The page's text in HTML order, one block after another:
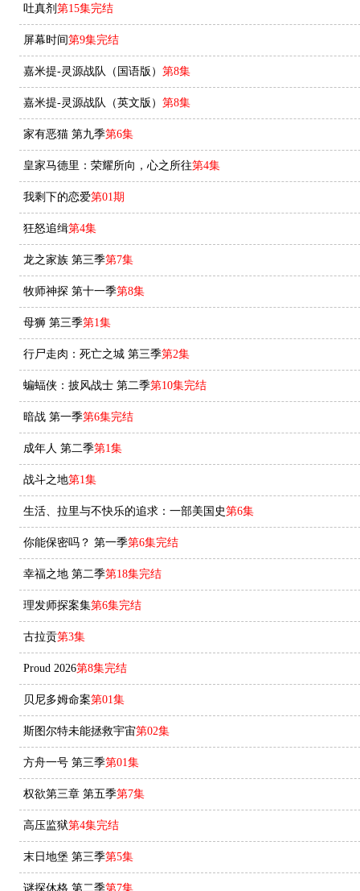
吐真剂 第15集完结
屏幕时间第9集完结
嘉米提-灵源战队（国语版） 第8集
嘉米提-灵源战队​（英文版） 第8集
家有恶猫 第九季第6集
皇家马德里：荣耀所向，心之所往第4集
我剩下的恋爱第01期
狂怒追缉第4集
龙之家族 第三季第7集
牧师神探 第十一季第8集
母狮 第三季第1集
行尸走肉：死亡之城 第三季第2集
蝙蝠侠：披风战士 第二季第10集完结
暗战 第一季第6集完结
成年人 第二季第1集
战斗之地第1集
生活、拉里与不快乐的追求：一部美国史第6集
你能保密吗？ 第一季第6集完结
幸福之地 第二季第18集完结
理发师探案集第6集完结
古拉贡第3集
Proud 2026第8集完结
贝尼多姆命案第01集
斯图尔特未能拯救宇宙第02集
方舟一号 第三季第01集
权欲第三章 第五季第7集
高压监狱第4集完结
末日地堡 第三季第5集
谜探休格 第二季第7集